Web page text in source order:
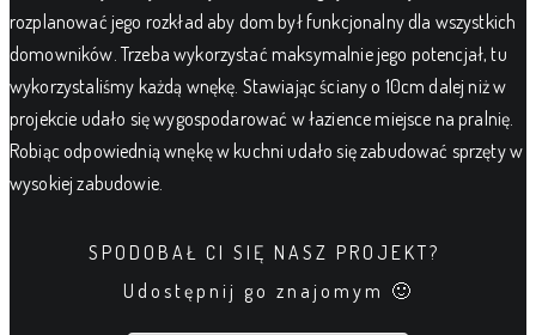
rozplanować jego rozkład aby dom był funkcjonalny dla wszystkich
domowników. Trzeba wykorzystać maksymalnie jego potencjał, tu
wykorzystaliśmy każdą wnękę. Stawiając ściany o 10cm dalej niż w
projekcie udało się wygospodarować w łazience miejsce na pralnię.
Robiąc odpowiednią wnękę w kuchni udało się zabudować sprzęty w
wysokiej zabudowie.
SPODOBAŁ CI SIĘ NASZ PROJEKT?
Udostępnij go znajomym 🙂